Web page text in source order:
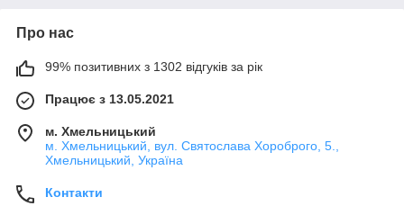
Про нас
99% позитивних з 1302 відгуків за рік
Працює з 13.05.2021
м. Хмельницький
м. Хмельницький, вул. Святослава Хороброго, 5.,
Хмельницький, Україна
Контакти